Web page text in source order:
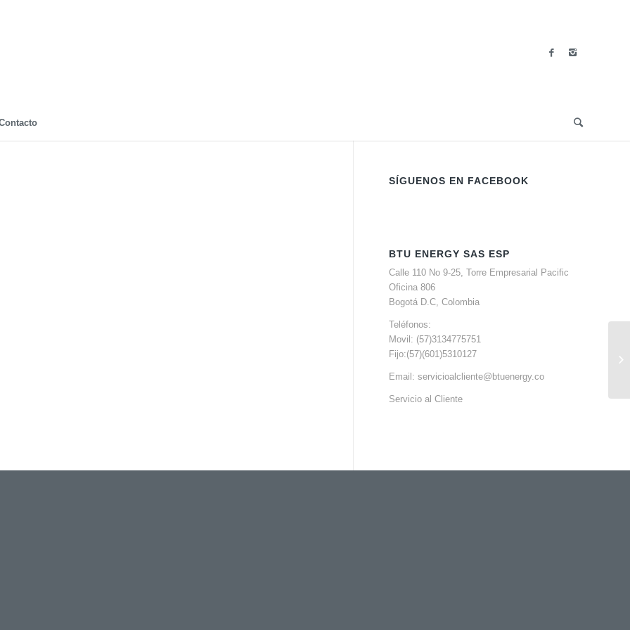
SÍGUENOS EN FACEBOOK
BTU ENERGY SAS ESP
Calle 110 No 9-25, Torre Empresarial Pacific
Oficina 806
Bogotá D.C, Colombia
Teléfonos:
Movil: (57)3134775751
Fijo:(57)(601)5310127
Email: servicioalcliente@btuenergy.co
Servicio al Cliente